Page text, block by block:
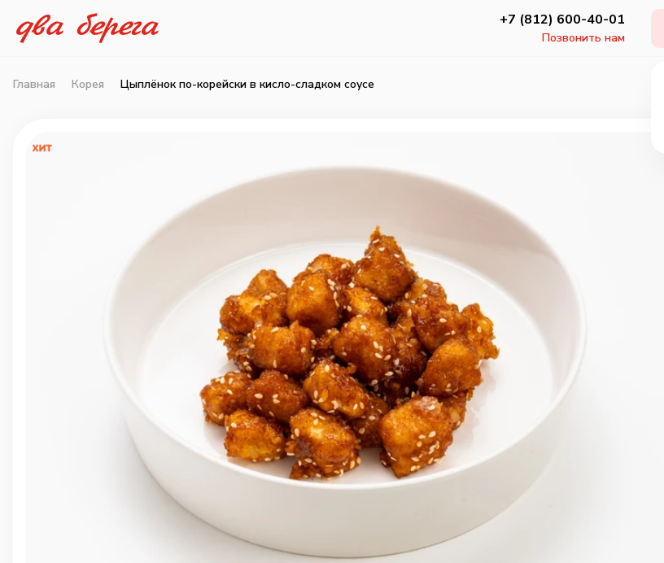
+7 (812) 600-40-01
Позвонить нам
Главная Корея Цыплёнок по-корейски в кисло-сладком соусе